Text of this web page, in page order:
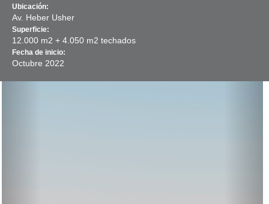
Ubicación:
Av. Heber Usher
Superficie:
12.000 m2 + 4.050 m2 techados
Fecha de inicio:
Octubre 2022